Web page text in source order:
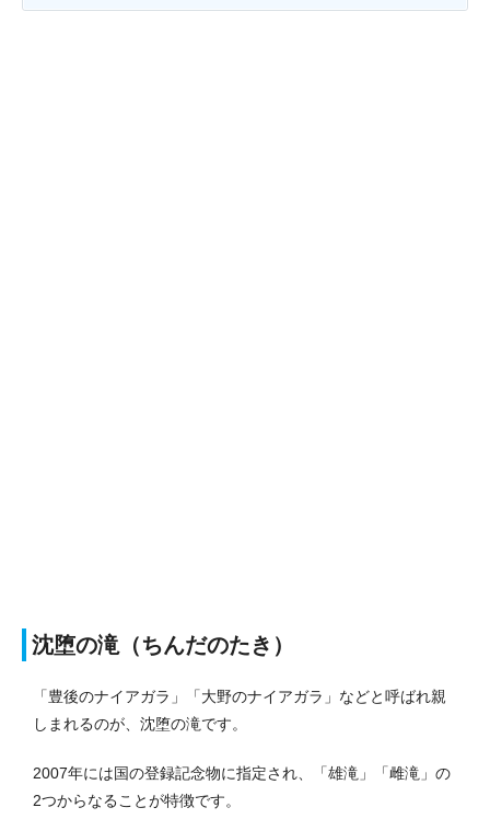
沈堕の滝（ちんだのたき）
「豊後のナイアガラ」「大野のナイアガラ」などと呼ばれ親
しまれるのが、沈堕の滝です。
2007年には国の登録記念物に指定され、「雄滝」「雌滝」の
2つからなることが特徴です。